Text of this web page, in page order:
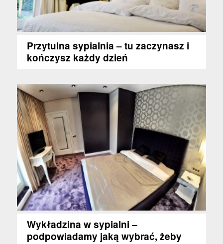
Przytulna sypialnia – tu zaczynasz i
kończysz każdy dzień
Wykładzina w sypialni –
podpowiadamy jaką wybrać, żeby